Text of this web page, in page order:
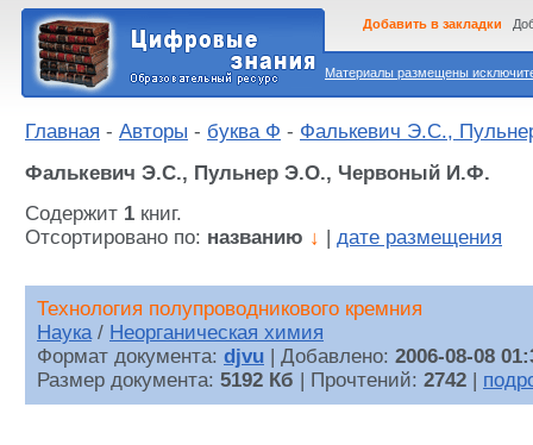
Материалы размещены
Добавить в закладки
Главная - Авторы - буква Ф - Фалькевич Э.С.,
Фалькевич Э.С., Пульнер Э.О., Червоный И.Ф.
Содержит 1 книг.
Отсортировано по: названию ↓ дате размещения
Технология полупроводникового кремния
Наука/ Неорганическая химия
Формат документа: djvu | Добавлено: 2006-08-08
Размер документа: 5192 Кб | Прочтений: 2742